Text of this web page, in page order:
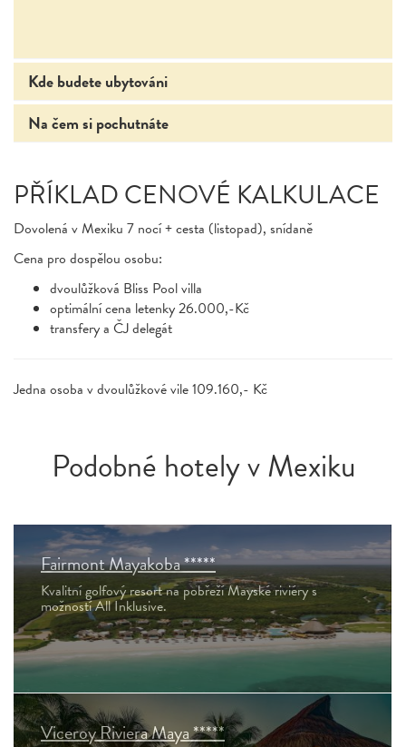
Kde budete ubytováni
Na čem si pochutnáte
PŘÍKLAD CENOVÉ KALKULACE
Dovolená v Mexiku 7 nocí + cesta (listopad), snídaně
Cena pro dospělou osobu:
dvoulůžková Bliss Pool villa
optimální cena letenky 26.000,-Kč
transfery a ČJ delegát
Jedna osoba v dvoulůžkové vile 109.160,- Kč
Podobné hotely v Mexiku
Fairmont Mayakoba *****
Kvalitní golfový resort na pobřeží Mayské riviéry s
možností All Inklusive.
Viceroy Riviera Maya *****